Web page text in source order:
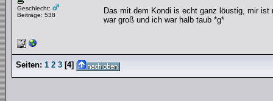
Geschlecht:
Beiträge: 538
Das mit dem Kondi is echt ganz löustig, mir
war groß und ich war halb taub *g*
Seiten: 1 2 3 [4]